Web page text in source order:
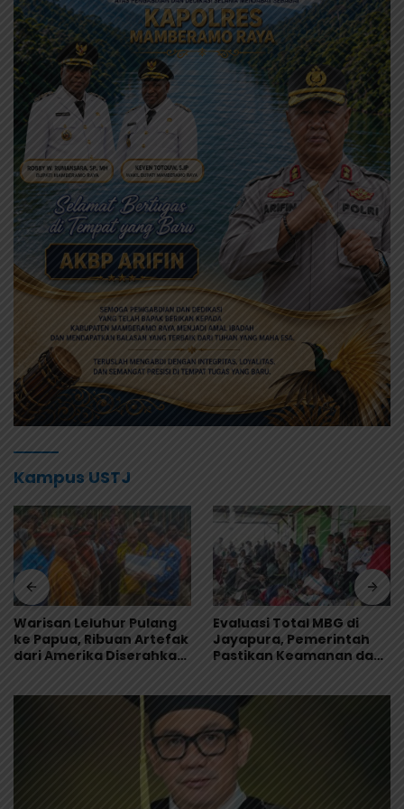
Kampus USTJ
Warisan Leluhur Pulang
ke Papua, Ribuan Artefak
dari Amerika Diserahkan
Evaluasi Total MBG di
Jayapura, Pemerintah
Pastikan Keamanan dan